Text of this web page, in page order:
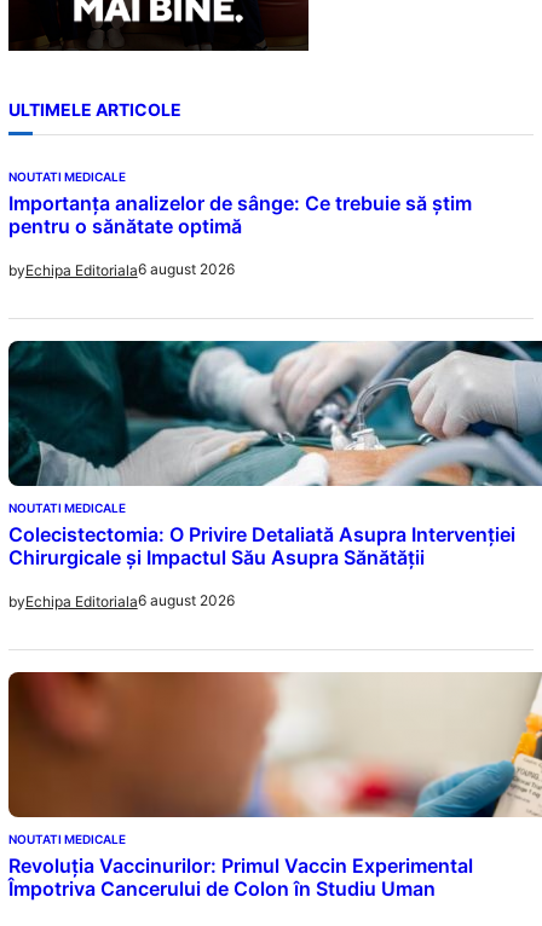
ULTIMELE ARTICOLE
NOUTATI MEDICALE
Importanța analizelor de sânge: Ce trebuie să știm
pentru o sănătate optimă
byEchipa Editoriala6 august 2026
NOUTATI MEDICALE
Colecistectomia: O Privire Detaliată Asupra Intervenției
Chirurgicale și Impactul Său Asupra Sănătății
byEchipa Editoriala6 august 2026
NOUTATI MEDICALE
Revoluția Vaccinurilor: Primul Vaccin Experimental
Împotriva Cancerului de Colon în Studiu Uman